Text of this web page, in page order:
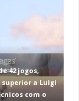
42 jogos,
a Luigi
com o